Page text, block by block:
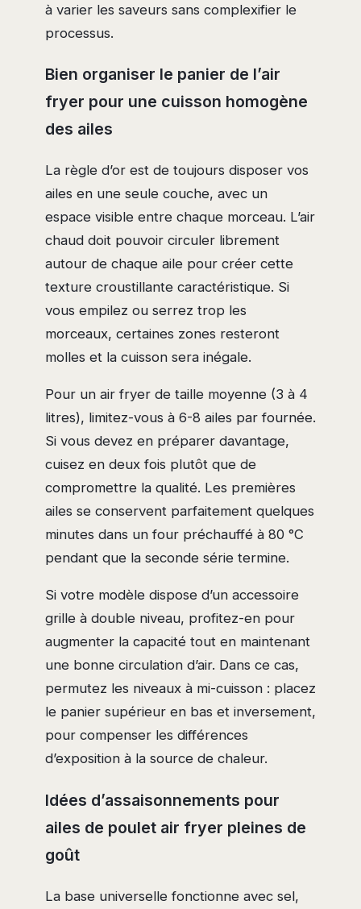
à varier les saveurs sans complexifier le
processus.
Bien organiser le panier de l’air
fryer pour une cuisson homogène
des ailes
La règle d’or est de toujours disposer vos
ailes en une seule couche, avec un
espace visible entre chaque morceau. L’air
chaud doit pouvoir circuler librement
autour de chaque aile pour créer cette
texture croustillante caractéristique. Si
vous empilez ou serrez trop les
morceaux, certaines zones resteront
molles et la cuisson sera inégale.
Pour un air fryer de taille moyenne (3 à 4
litres), limitez-vous à 6-8 ailes par fournée.
Si vous devez en préparer davantage,
cuisez en deux fois plutôt que de
compromettre la qualité. Les premières
ailes se conservent parfaitement quelques
minutes dans un four préchauffé à 80 °C
pendant que la seconde série termine.
Si votre modèle dispose d’un accessoire
grille à double niveau, profitez-en pour
augmenter la capacité tout en maintenant
une bonne circulation d’air. Dans ce cas,
permutez les niveaux à mi-cuisson : placez
le panier supérieur en bas et inversement,
pour compenser les différences
d’exposition à la source de chaleur.
Idées d’assaisonnements pour
ailes de poulet air fryer pleines de
goût
La base universelle fonctionne avec sel,